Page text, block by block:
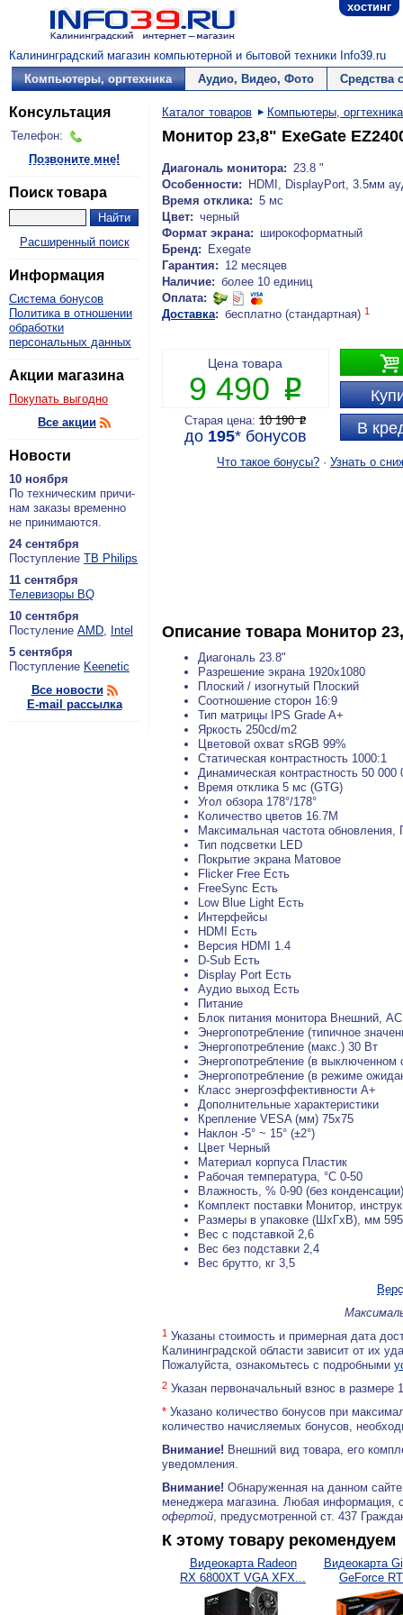
хостинг
Калининградский магазин компьютерной и бытовой техники Info39.ru
Компьютеры, оргтехника
Аудио, Видео, Фото Средства
Консультация
Телефон:
Позвоните мне!
Поиск товара
Расширенный поиск
Информация
Система бонусов
Политика в отношении
обработки
персональных данных
Акции магазина
Покупать выгодно
Все акции
Новости
10 ноября
По тех­ни­че­ским при­чи­
нам за­ка­зы вре­мен­но
не при­ни­ма­ют­ся.
24 сентября
По­ступ­ле­ние ТВ Philips
11 сентября
Теле­ви­зо­ры BQ
10 сентября
По­сту­ле­ние AMD, Intel
5 сентября
По­ступ­ле­ние Keenetic
Все новости
E-mail рассылка
Каталог товаров Компьютеры, оргтехника
Монитор 23,8" ExeGate
Диагональ монитора: 23.8 "
Особенности:
HDMI, DisplayPort, 3.5мм
Время отклика: 5 мс
Цвет: черный
Формат экрана: широкоформатный
Бренд:
Exegate
Гарантия: 12 месяцев
Наличие: более 10 единиц
Оплата:
Доставка: бесплатно (стандартная) 1

В
Цена товара
9 490 P
Старая цена:10 190P
до 195*бонусов
Что такое бонусы? · Узнать о
Описание товара Монитор
Диагональ 23.8"
Разрешение экрана 1920x1080
Плоский / изогнутый Плоский
Соотношение сторон 16:9
Тип матрицы IPS Grade A+
Яркость 250cd/m2
Цветовой охват sRGB 99%
Статическая контрастность 1000:1
Динамическая контрастность 50 000
Время отклика 5 мс (GTG)
Угол обзора 178°/178°
Количество цветов 16.7M
Максимальная частота обновления,
Тип подсветки LED
Покрытие экрана Матовое
Flicker Free Есть
FreeSync Есть
Low Blue Light Есть
Интерфейсы
HDMI Есть
Версия HDMI 1.4
D-Sub Есть
Display Port Есть
Аудио выход Есть
Питание
Блок питания монитора Внешний,
Энергопотребление (типичное
Энергопотребление (макс.) 30 Вт
Энергопотребление (в выключенном
Энергопотребление (в режиме
Класс энергоэффективности A+
Дополнительные характеристики
Крепление VESA (мм) 75x75
Наклон -5° ~ 15° (±2°)
Цвет Черный
Материал корпуса Пластик
Рабочая температура, °C 0-50
Влажность, % 0-90 (без конденсации)
Комплект поставки Монитор,
Размеры в упаковке (ШxГxВ), мм
Вес с подставкой 2,6
Вес без подставки 2,4
Вес брутто, кг 3,5
1 Указаны стоимость и примерная дата
Калининградской области зависит от их
Пожалуйста, ознакомьтесь с подробными
2 Указан первоначальный взнос в
* Указано количество бонусов при
количество начисляемых бонусов,
Внимание! Внешний вид товара, его
уведомления.
Внимание! Обнаруженная на данном
менеджера магазина. Любая информация,
офертой, предусмотренной ст. 437
К этому товару рекомендуем
Видеокарта Radeon
RX 6800XT VGA XFX...
Видеокарта
GeForce